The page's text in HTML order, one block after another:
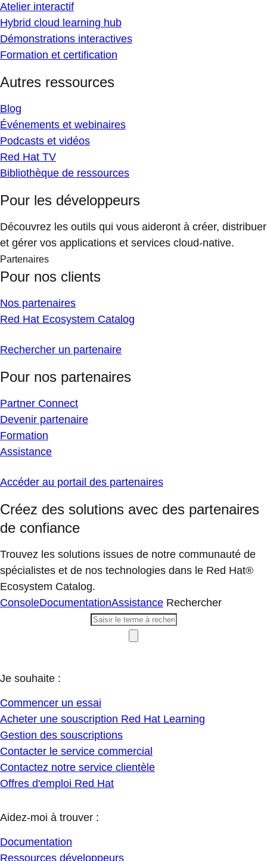
Atelier interactif
Hybrid cloud learning hub
Démonstrations interactives
Formation et certification
Autres ressources
Blog
Événements et webinaires
Podcasts et vidéos
Red Hat TV
Bibliothèque de ressources
Pour les développeurs
Découvrez les outils qui vous aideront à créer, distribuer
et gérer vos applications et services cloud-native.
Partenaires
Pour nos clients
Nos partenaires
Red Hat Ecosystem Catalog
Rechercher un partenaire
Pour nos partenaires
Partner Connect
Devenir partenaire
Formation
Assistance
Accéder au portail des partenaires
Créez des solutions avec des partenaires
de confiance
Trouvez les solutions issues de notre communauté de
spécialistes et de nos technologies dans le Red Hat®
Ecosystem Catalog.
ConsoleDocumentationAssistance Rechercher
Je souhaite :
Commencer un essai
Acheter une souscription Red Hat Learning
Gestion des souscriptions
Contacter le service commercial
Contactez notre service clientèle
Offres d'emploi Red Hat
Aidez-moi à trouver :
Documentation
Ressources développeurs